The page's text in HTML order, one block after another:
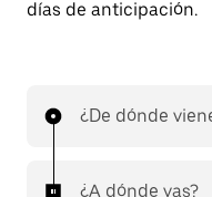
días de anticipación.
¿De dónde
¿A dónde vas?